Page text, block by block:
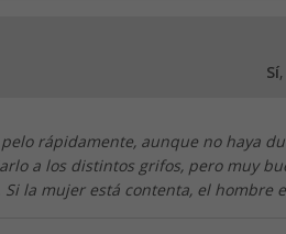
Sí
rápidamente, aunque no haya
a los distintos grifos, pero muy
Si la mujer está contenta, el hombre